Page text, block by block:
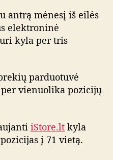
d
u
o
i
ų
t
antrą mėnesį iš eilės
elektroninė
kyla per tris
parduotuvė
vienuolika pozicijų
iStore.lt kyla
į 71 vietą.